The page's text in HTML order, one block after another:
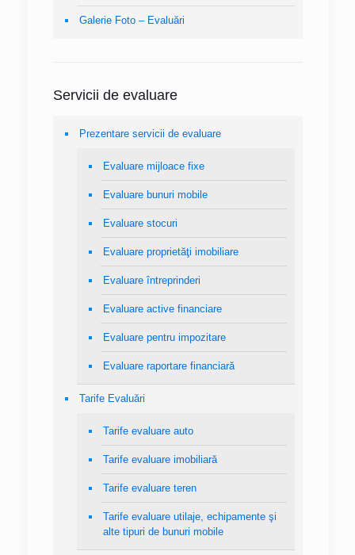
Galerie Foto – Evaluări
Servicii de evaluare
Prezentare servicii de evaluare
Evaluare mijloace fixe
Evaluare bunuri mobile
Evaluare stocuri
Evaluare proprietăţi imobiliare
Evaluare întreprinderi
Evaluare active financiare
Evaluare pentru impozitare
Evaluare raportare financiară
Tarife Evaluări
Tarife evaluare auto
Tarife evaluare imobiliară
Tarife evaluare teren
Tarife evaluare utilaje, echipamente şi
alte tipuri de bunuri mobile